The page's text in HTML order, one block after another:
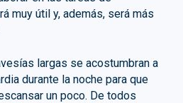
muy útil y, además, será más
largas se acostumbran a
durante la noche para que
un poco. De todos